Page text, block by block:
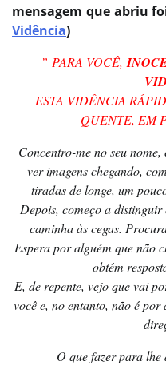
mensagem que abriu
Vidência)
” PARA VOCÊ,
ESTA VIDÊNCIA
QUENTE, EM
Concentro-me no seu
ver imagens chegando,
tiradas de longe, um
Depois, começo a
caminha às cegas.
Espera por alguém que não
obtém
E, de repente, vejo que vai
você e, no entanto, não é por
O que fazer para